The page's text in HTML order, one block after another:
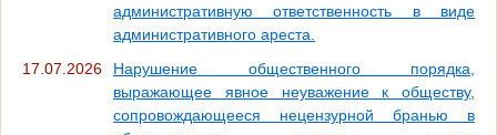
административную ответственность в виде
административного ареста.
17.07.2026
Нарушение общественного порядка,
выражающее явное неуважение к обществу,
сопровождающееся нецензурной бранью в